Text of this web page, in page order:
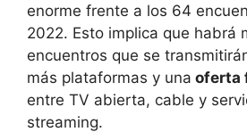
enorme frente a los 64
2022. Esto implica que habrá
encuentros que se
más plataformas y una oferta
entre TV abierta, cable y
streaming.